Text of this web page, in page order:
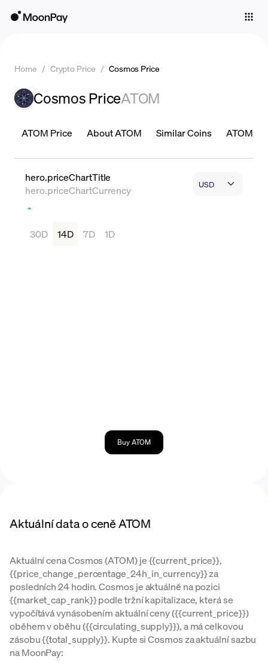
Crypto Prices
Home / Crypto Price / Cosmos Price
Cosmos PriceATOM
ATOM Price About ATOM Similar Coins ATOM
hero.priceChartTitle
hero.priceChartCurrency
30D 14D 7D 1D
Buy ATOM
Aktuální data o ceně ATOM
Aktuální cena Cosmos (ATOM) je {{current_price}},
{{price_change_percentage_24h_in_currency}} za
posledních 24 hodin. Cosmos je aktuálně na pozici
{{market_cap_rank}} podle tržní kapitalizace, která se
vypočítává vynásobením aktuální ceny ({{current_price}})
oběhem v oběhu ({{circulating_supply}}), a má celkovou
zásobu {{total_supply}}. Kupte si Cosmos za aktuální sazbu
na MoonPay: